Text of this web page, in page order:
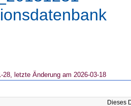
28, letzte Änderung am 2026-03-18
Dieses